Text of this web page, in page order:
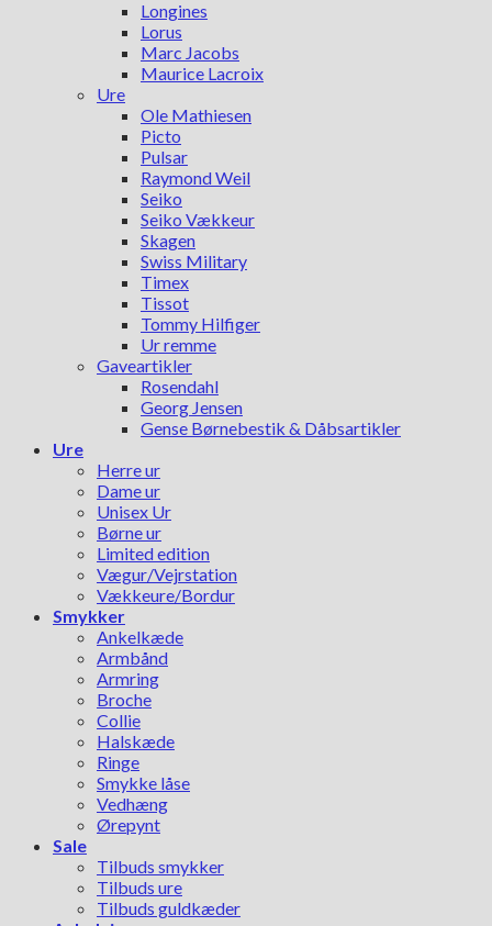
Longines
Lorus
Marc Jacobs
Maurice Lacroix
Ure
Ole Mathiesen
Picto
Pulsar
Raymond Weil
Seiko
Seiko Vækkeur
Skagen
Swiss Military
Timex
Tissot
Tommy Hilfiger
Ur remme
Gaveartikler
Rosendahl
Georg Jensen
Gense Børnebestik & Dåbsartikler
Ure
Herre ur
Dame ur
Unisex Ur
Børne ur
Limited edition
Vægur/Vejrstation
Vækkeure/Bordur
Smykker
Ankelkæde
Armbånd
Armring
Broche
Collie
Halskæde
Ringe
Smykke låse
Vedhæng
Ørepynt
Sale
Tilbuds smykker
Tilbuds ure
Tilbuds guldkæder